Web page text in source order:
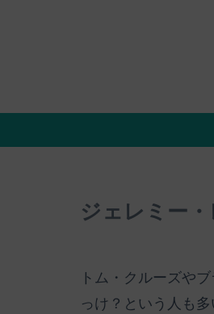
ジェレミー
トム・クルーズや
っけ？という人も